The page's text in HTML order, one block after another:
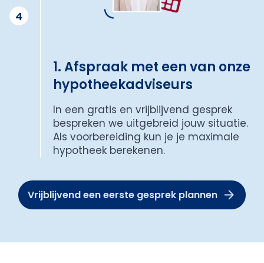
4
1. Afspraak met een van onze
hypotheekadviseurs
In een gratis en vrijblijvend gesprek
bespreken we uitgebreid jouw situatie.
Als voorbereiding kun je je maximale
hypotheek berekenen.
Vrijblijvend een eerste gesprek plannen